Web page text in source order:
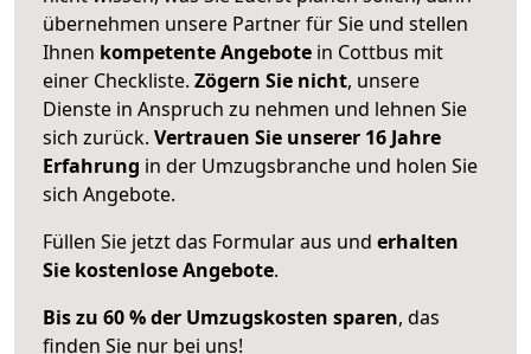
übernehmen unsere Partner für Sie und stellen
Ihnen kompetente Angebote in Cottbus mit
einer Checkliste. Zögern Sie nicht, unsere
Dienste in Anspruch zu nehmen und lehnen Sie
sich zurück. Vertrauen Sie unserer 16 Jahre
Erfahrung in der Umzugsbranche und holen Sie
sich Angebote.
Füllen Sie jetzt das Formular aus und erhalten
Sie kostenlose Angebote.
Bis zu 60 % der Umzugskosten sparen, das
finden Sie nur bei uns!